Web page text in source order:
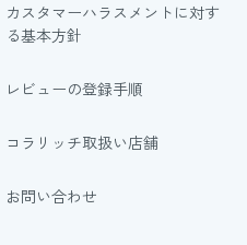
カスタマーハラスメントに対す
る基本方針
レビューの登録手順
コラリッチ取扱い店舗
お問い合わせ